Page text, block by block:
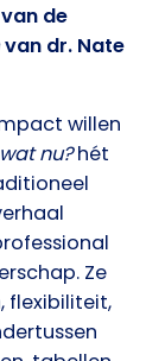
de
van dr. Nate
willen
nu?hét
Ze
flexibiliteit,